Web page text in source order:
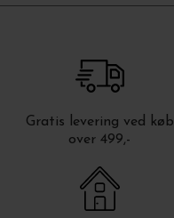
Gratis levering ved køb
over 499,-